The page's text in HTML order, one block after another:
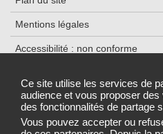
Ce site utilise les services de
audience et vous proposer
des fonctionnalités de partage
Vous pouvez accepter ou
Mentions légales
Accessibilité : non conforme
Cookies
Gestion des cookies